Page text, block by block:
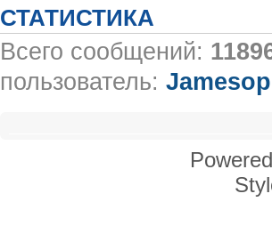
СТАТИСТИКА
Всего сообщений:
пользователь: